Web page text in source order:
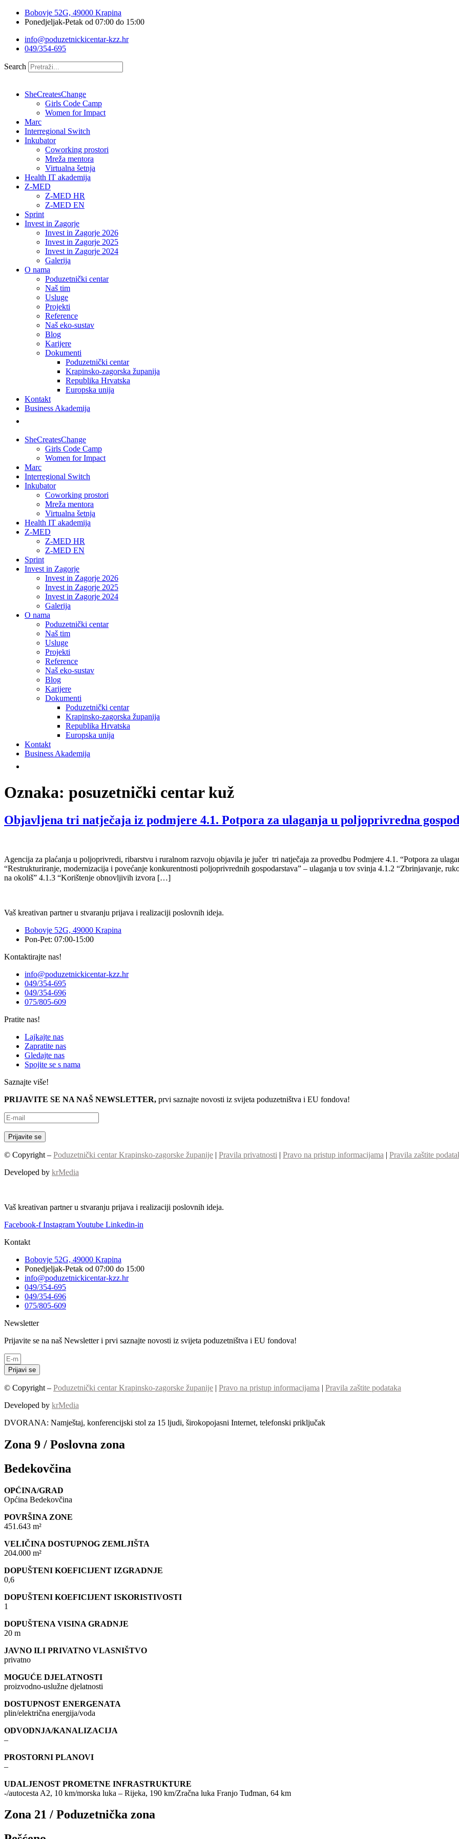
Bobovje 52G, 49000 Krapina
Ponedjeljak-Petak od 07:00 do 15:00
info@poduzetnickicentar-kzz.hr
049/354-695
Search
SheCreatesChange
Girls Code Camp
Women for Impact
Marc
Interregional Switch
Inkubator
Coworking prostori
Mreža mentora
Virtualna šetnja
Health IT akademija
Z-MED
Z-MED HR
Z-MED EN
Sprint
Invest in Zagorje
Invest in Zagorje 2026
Invest in Zagorje 2025
Invest in Zagorje 2024
Galerija
O nama
Poduzetnički centar
Naš tim
Usluge
Projekti
Reference
Naš eko-sustav
Blog
Karijere
Dokumenti
Poduzetnički centar
Krapinsko-zagorska županija
Republika Hrvatska
Europska unija
Kontakt
Business Akademija
SheCreatesChange
Girls Code Camp
Women for Impact
Marc
Interregional Switch
Inkubator
Coworking prostori
Mreža mentora
Virtualna šetnja
Health IT akademija
Z-MED
Z-MED HR
Z-MED EN
Sprint
Invest in Zagorje
Invest in Zagorje 2026
Invest in Zagorje 2025
Invest in Zagorje 2024
Galerija
O nama
Poduzetnički centar
Naš tim
Usluge
Projekti
Reference
Naš eko-sustav
Blog
Karijere
Dokumenti
Poduzetnički centar
Krapinsko-zagorska županija
Republika Hrvatska
Europska unija
Kontakt
Business Akademija
Oznaka: posuzetnički centar kuž
Objavljena tri natječaja iz podmjere 4.1. Potpora za ulaganja u poljoprivredna
Agencija za plaćanja u poljoprivredi, ribarstvu i ruralnom razvoju objavila je jučer tri natječaja za provedbu Podmjere 4.1. “Potpora za
“Restrukturiranje, modernizacija i povećanje konkurentnosti poljoprivrednih gospodarstava” – ulaganja u tov svinja 4.1.2 “Zbrinjavanje,
na okoliš” 4.1.3 “Korištenje obnovljivih izvora […]
Vaš kreativan partner u stvaranju prijava i realizaciji poslovnih ideja.
Bobovje 52G, 49000 Krapina
Pon-Pet: 07:00-15:00
Kontaktirajte nas!
info@poduzetnickicentar-kzz.hr
049/354-695
049/354-696
075/805-609
Pratite nas!
Lajkajte nas
Zapratite nas
Gledajte nas
Spojite se s nama
Saznajte više!
PRIJAVITE SE NA NAŠ NEWSLETTER, prvi saznajte novosti iz svijeta poduzetništva i EU fondova!
© Copyright – Poduzetnički centar Krapinsko-zagorske županije | Pravila privatnosti | Pravo na pristup informacijama | Pravila zaštite
Developed by krMedia
Vaš kreativan partner u stvaranju prijava i realizaciji poslovnih ideja.
Facebook-f InstagramYoutube Linkedin-in
Kontakt
Bobovje 52G, 49000 Krapina
Ponedjeljak-Petak od 07:00 do 15:00
info@poduzetnickicentar-kzz.hr
049/354-695
049/354-696
075/805-609
Newsletter
Prijavite se na naš Newsletter i prvi saznajte novosti iz svijeta poduzetništva i EU fondova!
Prijavi se
© Copyright – Poduzetnički centar Krapinsko-zagorske županije | Pravo na pristup informacijama | Pravila zaštite podataka
Developed by krMedia
DVORANA: Namještaj, konferencijski stol za 15 ljudi, širokopojasni Internet, telefonski priključak
Zona 9 / Poslovna zona
Bedekovčina
OPĆINA/GRAD
Općina Bedekovčina
POVRŠINA ZONE
451.643 m²
VELIČINA DOSTUPNOG ZEMLJIŠTA
204.000 m²
DOPUŠTENI KOEFICIJENT IZGRADNJE
0,6
DOPUŠTENI KOEFICIJENT ISKORISTIVOSTI
1
DOPUŠTENA VISINA GRADNJE
20 m
JAVNO ILI PRIVATNO VLASNIŠTVO
privatno
MOGUĆE DJELATNOSTI
proizvodno-uslužne djelatnosti
DOSTUPNOST ENERGENATA
plin/električna energija/voda
ODVODNJA/KANALIZACIJA
–
PROSTORNI PLANOVI
–
UDALJENOST PROMETNE INFRASTRUKTURE
-/autocesta A2, 10 km/morska luka – Rijeka, 190 km/Zračna luka Franjo Tuđman, 64 km
Zona 21 / Poduzetnička zona